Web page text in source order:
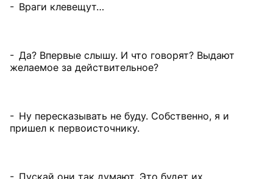
- Враги клевещут…
- Да? Впервые слышу. И что говорят? Выдают
желаемое за действительное?
- Ну пересказывать не буду. Собственно, я и
пришел к первоисточнику.
- Пускай они так думают. Это будет их